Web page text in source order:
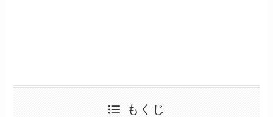
もくじ